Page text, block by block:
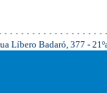
Líbero Badaró, 377 -